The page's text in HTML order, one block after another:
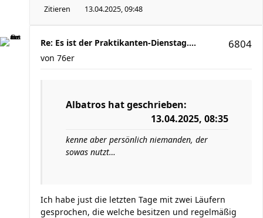
Zitieren 13.04.2025, 09:48
Re: Es ist der Praktikanten-Dienstag.... 6804
von 76er
Albatros hat geschrieben:
13.04.2025, 08:35
kenne aber persönlich niemanden, der
sowas nutzt…
Ich habe just die letzten Tage mit zwei Läufern
gesprochen, die welche besitzen und regelmäßig